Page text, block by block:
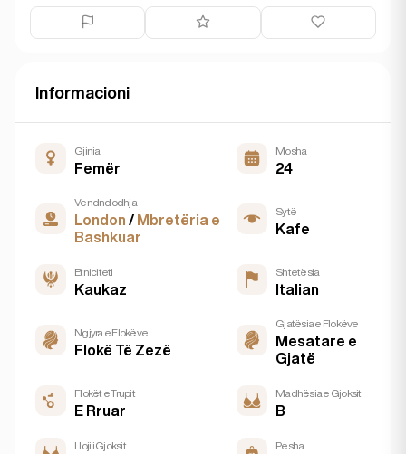
Informacioni
Gjinia
Femër
Mosha
24
Vendndodhja
London / Mbretëria e
Bashkuar
Sytë
Kafe
Etniciteti
Kaukaz
Shtetësia
Italian
Ngjyra e Flokëve
Flokë Të Zezë
Gjatësia e Flokëve
Mesatare e
Gjatë
Flokët e Trupit
E Rruar
Madhësia e Gjoksit
B
Lloji i Gjoksit Pesha